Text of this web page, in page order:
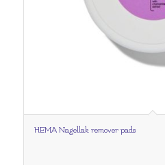
HEMA Nagellak remover pads